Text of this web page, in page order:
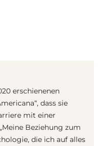
erschienenen
dass sie
mit einer
Beziehung zum
die ich auf alles